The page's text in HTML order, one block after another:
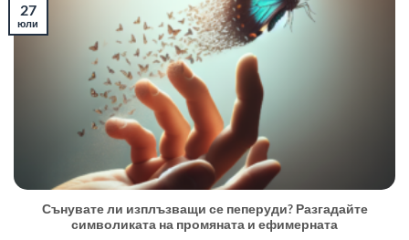
Сънувате ли изплъзващи се пеперуди? Разгадайте
символиката на промяната и ефимерната
27
юли